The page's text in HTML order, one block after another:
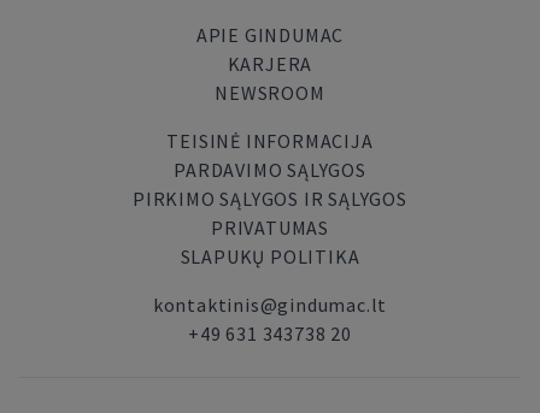
APIE GINDUMAC
KARJERA
NEWSROOM
TEISINĖ INFORMACIJA
PARDAVIMO SĄLYGOS
PIRKIMO SĄLYGOS IR SĄLYGOS
PRIVATUMAS
SLAPUKŲ POLITIKA
kontaktinis@gindumac.lt
+49 631 343738 20